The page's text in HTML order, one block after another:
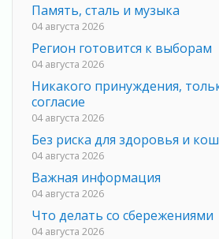
Память, сталь и музыка
04 августа 2026
Регион готовится к выборам
04 августа 2026
Никакого принуждения,
согласие
04 августа 2026
Без риска для здоровья и
04 августа 2026
Важная информация
04 августа 2026
Что делать со сбережениями
04 августа 2026